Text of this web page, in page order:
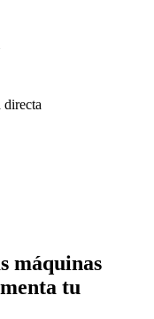
directa
máquinas
tu